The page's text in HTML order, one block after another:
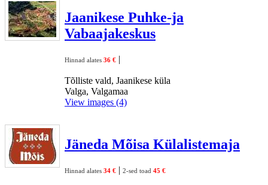
Jaanikese Puhke-ja
Vabaajakeskus
Hinnad alates 36 € |
Tõlliste vald, Jaanikese küla
Valga, Valgamaa
View images (4)
Jäneda Mõisa Külalistemaja
Hinnad alates 34 € | 2-sed toad 45 €